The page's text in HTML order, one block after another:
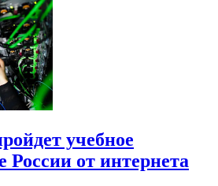
учебное
России от интернета